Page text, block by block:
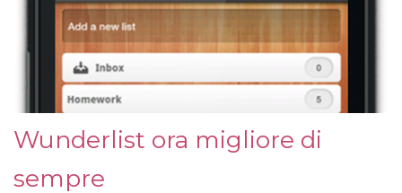
Wunderlist ora migliore di
sempre